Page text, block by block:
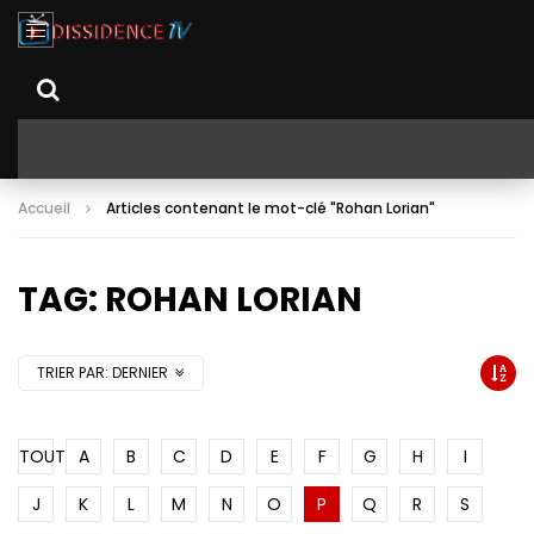
Accueil Articles contenant le mot-clé "Rohan Lorian"
TAG: ROHAN LORIAN
TRIER PAR: DERNIER
TOUT A B C D E F G H
I
J
K L M N O P Q R
S